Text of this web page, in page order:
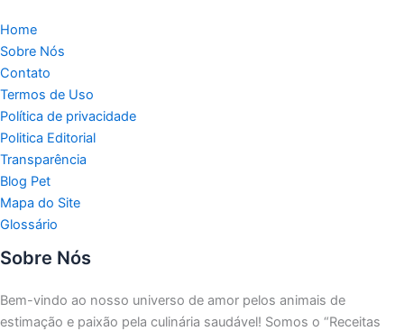
Home
Sobre Nós
Contato
Termos de Uso
Política de privacidade
Politica Editorial
Transparência
Blog Pet
Mapa do Site
Glossário
Sobre Nós
Bem-vindo ao nosso universo de amor pelos animais de
estimação e paixão pela culinária saudável! Somos o “Receitas